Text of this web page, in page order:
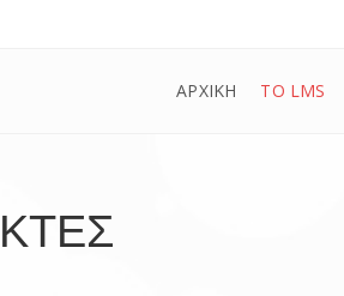
ΑΡΧΙΚΗ ΤΟ LMS